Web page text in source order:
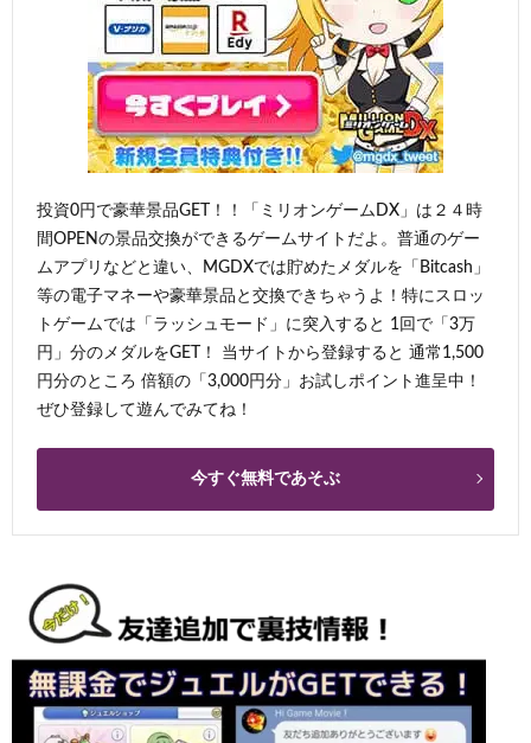
投資0円で豪華景品GET！！「ミリオンゲームDX」は２４時
間OPENの景品交換ができるゲームサイトだよ。普通のゲー
ムアプリなどと違い、MGDXでは貯めたメダルを「Bitcash」
等の電子マネーや豪華景品と交換できちゃうよ！特にスロッ
トゲームでは「ラッシュモード」に突入すると 1回で「3万
円」分のメダルをGET！ 当サイトから登録すると 通常1,500
円分のところ 倍額の「3,000円分」お試しポイント進呈中！
ぜひ登録して遊んでみてね！
今すぐ無料であそぶ